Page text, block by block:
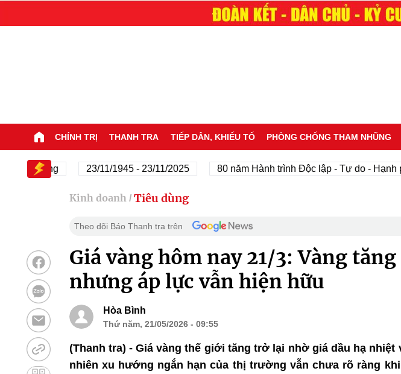
CHÍNH TRỊ THANH TRA TIẾP DÂN, KHIẾU TỐ PHÒNG CHỐNG THAM NHŨNG
Đảng 23/11/1945 - 23/11/2025 80 năm Hành trình Độc lập - Tự do - Hạnh phúc
Kinh doanh / Tiêu dùng
Theo dõi Báo Thanh tra trên
Giá vàng hôm nay 21/3: Vàng
nhưng áp lực vẫn hiện hữu
Hòa Bình
Thứ năm, 21/05/2026 - 09:55
(Thanh tra) - Giá vàng thế giới tăng trở lại nhờ giá dầu hạ nhiệt
nhiên xu hướng ngắn hạn của thị trường vẫn chưa rõ ràng